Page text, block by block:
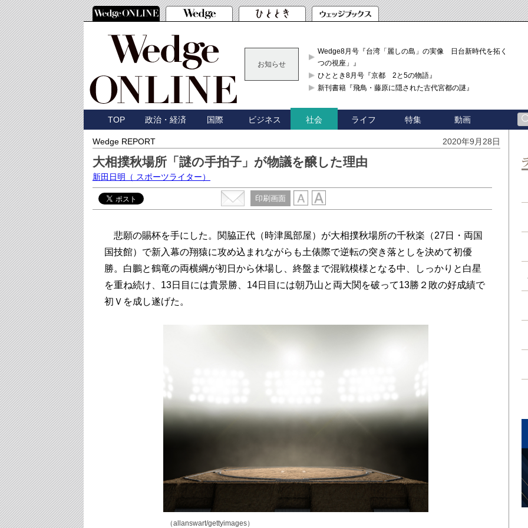
お知らせ
Wedge8月号『台湾「麗しの島」の実像 日台新時代を拓く「3
つの視座」』
ひととき8月号『京都 2と5の物語』
新刊書籍『飛鳥・藤原に隠された古代宮都の謎』
TOP 政治・経済 国際 ビジネス 社会 ライフ 特集 動画
Wedge REPORT 2020年9月28日
大相撲秋場所「謎の手拍子」が物議を醸した理由
新田日明 （ スポーツライター）
印刷画面
悲願の賜杯を手にした。関脇正代（時津風部屋）が大相撲秋場所の千秋楽（27日・両国
国技館）で新入幕の翔猿に攻め込まれながらも土俵際で逆転の突き落としを決めて初優
勝。白鵬と鶴竜の両横綱が初日から休場し、終盤まで混戦模様となる中、しっかりと白星
を重ね続け、13日目には貴景勝、14日目には朝乃山と両大関を破って13勝２敗の好成績で
初Ｖを成し遂げた。
（allanswart/gettyimages）